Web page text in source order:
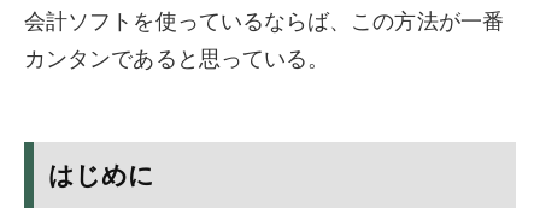
会計ソフトを使っているならば、この方法が一番
カンタンであると思っている。
はじめに